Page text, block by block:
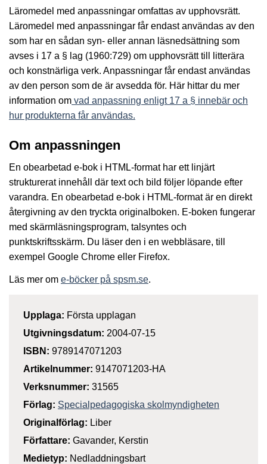
Läromedel med anpassningar omfattas av upphovsrätt.
Läromedel med anpassningar får endast användas av den
som har en sådan syn- eller annan läsnedsättning som
avses i 17 a § lag (1960:729) om upphovsrätt till litterära
och konstnärliga verk. Anpassningar får endast användas
av den person som de är avsedda för. Här hittar du mer
information om vad anpassning enligt 17 a § innebär och
hur produkterna får användas.
Om anpassningen
En obearbetad e-bok i HTML-format har ett linjärt
strukturerat innehåll där text och bild följer löpande efter
varandra. En obearbetad e-bok i HTML-format är en direkt
återgivning av den tryckta originalboken. E-boken fungerar
med skärmläsningsprogram, talsyntes och
punktskriftsskärm. Du läser den i en webbläsare, till
exempel Google Chrome eller Firefox.
Läs mer om e-böcker på spsm.se.
Upplaga: Första upplagan
Utgivningsdatum: 2004-07-15
ISBN: 9789147071203
Artikelnummer: 9147071203-HA
Verksnummer: 31565
Förlag: Specialpedagogiska skolmyndigheten
Originalförlag: Liber
Författare: Gavander, Kerstin
Medietyp: Nedladdningsbart